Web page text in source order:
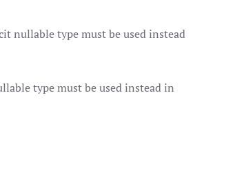
nullable type must be used instead
type must be used instead in